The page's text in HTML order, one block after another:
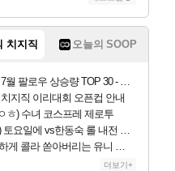
치지직 오늘의 SOOP
팔로우 상승량 TOP 30 - 월간 치지직
치지직 이리대회 오픈컵 안내
ㅎ) 수녀 코스프레 제로투
요일에 vs한동숙 롤 내전 예정
게 콜라 쏟아버리는 유니 ㅋㅋㅋ
더보기+